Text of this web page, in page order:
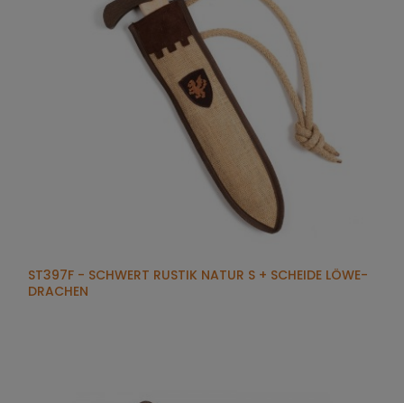
ST397F - SCHWERT RUSTIK NATUR S + SCHEIDE LÖWE-
DRACHEN